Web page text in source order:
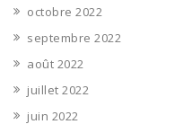
octobre 2022
septembre 2022
août 2022
juillet 2022
juin 2022